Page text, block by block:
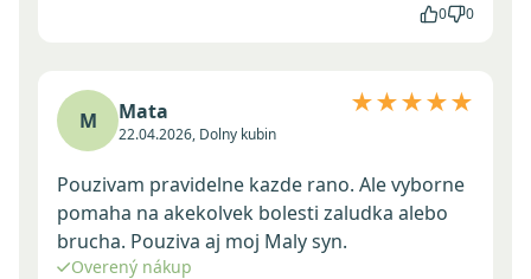
0 0
M Mata
22.04.2026, Dolny kubin
★★★★★
Pouzivam pravidelne kazde rano. Ale vyborne
pomaha na akekolvek bolesti zaludka alebo
brucha. Pouziva aj moj Maly syn.
Overený nákup